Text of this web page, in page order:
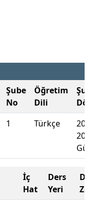
Şube
No
Öğretim
Dili
Şube
1 Türkçe
2022-
2023
Güz
İç
Hat
Ders
Yeri